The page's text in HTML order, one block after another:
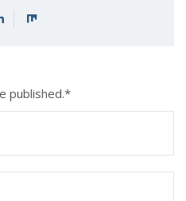
published.*